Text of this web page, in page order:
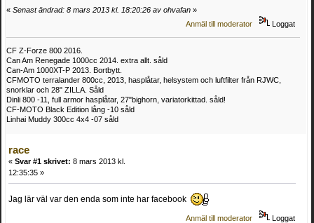
« Senast ändrad: 8 mars 2013 kl. 18:20:26 av ohvafan »
Anmäl till moderator
Loggat
CF Z-Forze 800 2016.
Can Am Renegade 1000cc 2014. extra allt. såld
Can-Am 1000XT-P 2013. Bortbytt.
CFMOTO terralander 800cc, 2013, hasplåtar, helsystem och luftfilter från RJWC,
snorklar och 28" ZILLA. Såld
Dinli 800 -11, full armor hasplåtar, 27"bighorn, variatorkittad. såld!
CF-MOTO Black Edition lång -10 såld
Linhai Muddy 300cc 4x4 -07 såld
race
« Svar #1 skrivet: 8 mars 2013 kl.
12:35:35 »
Jag lär väl var den enda som inte har facebook
Anmäl till moderator Loggat